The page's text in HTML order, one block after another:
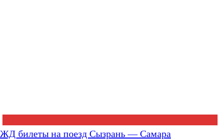
ЖД билеты на поезд Сызрань — Самара